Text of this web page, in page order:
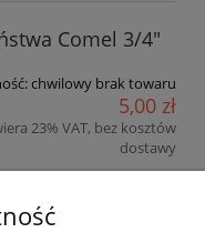
Comel 3/4"
chwilowy brak towaru
5,00 zł
23% VAT, bez kosztów
dostawy